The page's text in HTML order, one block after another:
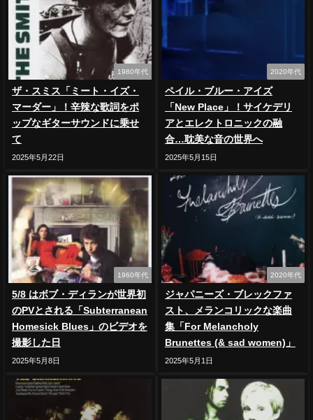
1980年代
ザ・スミス「ミート・イズ・
マーダー」！辛辣な歌詞をポ
ップなギターサウンドに乗せ
て
2025年5月22日
2020年代
ペイル・ブルー・アイズ
「New Place」！サイケデリ
アとエレクトロニックの融
合…耽美な音の世界へ
2025年5月15日
1960年代
5/8 はボブ・ディランが世界初
のPVとされる「Subterranean
Homesick Blues」のビデオを
撮影した日
2025年5月8日
2020年代
ジャパニーズ・ブレックファ
スト、メランコリックな楽曲
集「For Melancholy
Brunettes (& sad women)」
2025年5月1日